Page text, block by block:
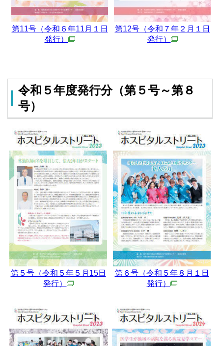
第11号（令和６年11月１日
発行）
第12号（令和７年２月１日
発行）
令和５年度発行分（第５号～第８
号）
第５号（令和５年５月15日
発行）
第６号（令和５年８月１日
発行）